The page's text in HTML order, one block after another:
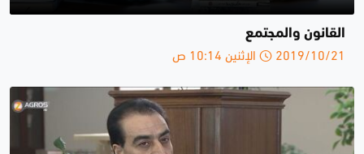
القانون والمجتمع
2019/10/21 الإثنين 10:14 ص